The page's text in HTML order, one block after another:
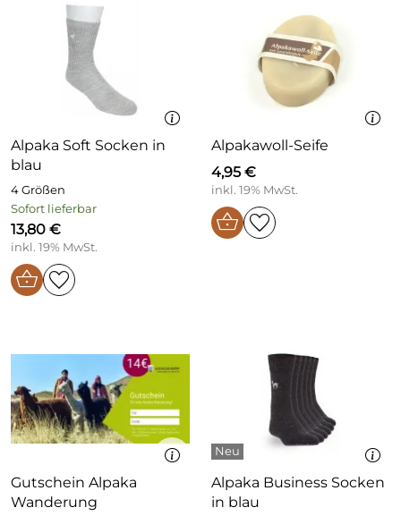
Alpaka Soft Socken in
blau
4 Größen
Sofort lieferbar
13,80 €
inkl. 19% MwSt.
Alpakawoll-Seife
4,95 €
inkl. 19% MwSt.
Gutschein Alpaka
Wanderung
Alpaka Business Socken
in blau